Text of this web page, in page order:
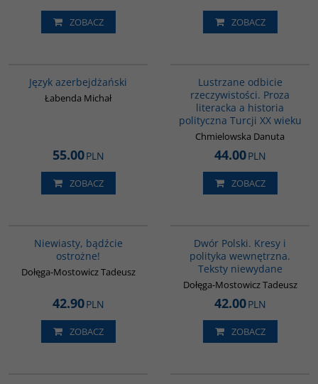
ZOBACZ ZOBACZ
Język azerbejdżański
Łabenda Michał
55.00PLN
ZOBACZ
Lustrzane odbicie
rzeczywistości. Proza
literacka a historia
polityczna Turcji XX wieku
Chmielowska Danuta
44.00PLN
ZOBACZ
Niewiasty, bądźcie
ostrożne!
Dołęga-Mostowicz Tadeusz
42.90PLN
ZOBACZ
Dwór Polski. Kresy i
polityka wewnętrzna.
Teksty niewydane
Dołęga-Mostowicz Tadeusz
42.00PLN
ZOBACZ